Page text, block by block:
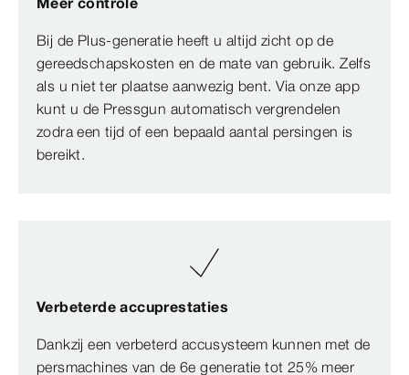
Bij de Plus-generatie heeft u altijd zicht op de
gereedschapskosten en de mate van gebruik. Zelfs
als u niet ter plaatse aanwezig bent. Via onze app
kunt u de Pressgun automatisch vergrendelen
zodra een tijd of een bepaald aantal persingen is
bereikt.
Verbeterde accuprestaties
Dankzij een verbeterd accusysteem kunnen met de
persmachines van de 6e generatie tot 25% meer